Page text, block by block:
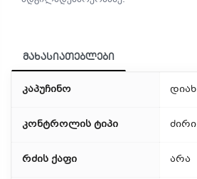
მახასიათებლები
კაპუჩინო დიახ
კონტროლის ტიპი ძირი
რძის ქაფი არა